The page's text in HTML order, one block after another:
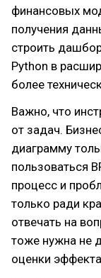
финансовых
получения
строить
Python в
более
Важно, что
от задач.
диаграмму
пользоваться
процесс и
только ради
отвечать на
тоже нужна не
оценки